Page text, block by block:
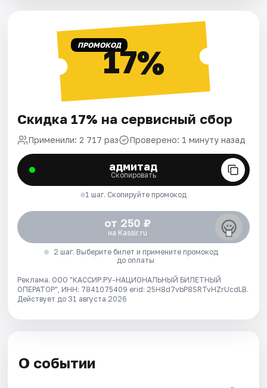
ПРОМОКОД17%
Скидка 17% на сервисный сбор
Применили: 2 717 раз Проверено: 1 минуту назад
адмитад
Скопировать
1 шаг. Скопируйте промокод
от 250 ₽
на Kassir.ru
2 шаг. Выберите билет и примените промокод
до оплаты
Реклама. ООО "КАССИР.РУ-НАЦИОНАЛЬНЫЙ БИЛЕТНЫЙ
ОПЕРАТОР", ИНН: 7841075409 erid: 25H8d7vbP8SRTvHZrUcdLB.
Действует до 31 августа 2026
О событии